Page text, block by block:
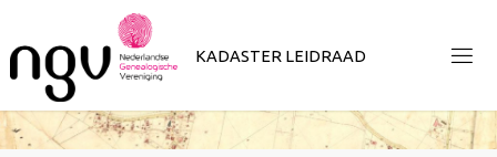
naar
de
inhoud
KADASTER LEIDRAAD